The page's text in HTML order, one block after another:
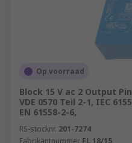
Op voorraad
Block 15 V ac 2 Output
VDE 0570 Teil 2-1, IEC
EN 61558-2-6,
RS-stocknr. 201-7274
Fabrikantnummer FL 18/15